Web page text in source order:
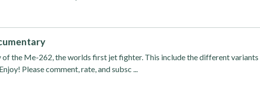
of the Me-262, the worlds first jet fighter. This include the different variants
Please comment, rate, and subsc ...